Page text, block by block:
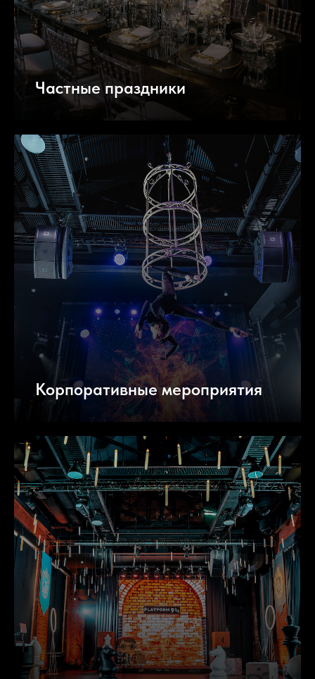
Частные праздники
Корпоративные мероприятия